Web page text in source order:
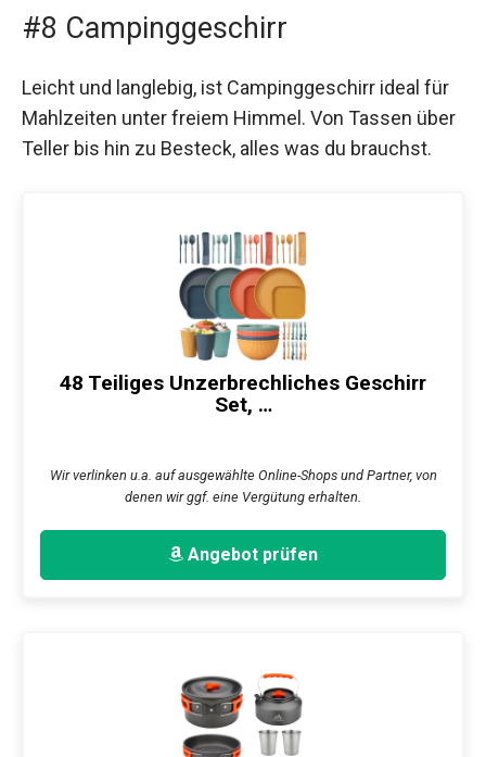
#8 Campinggeschirr
Leicht und langlebig, ist Campinggeschirr ideal für
Mahlzeiten unter freiem Himmel. Von Tassen über
Teller bis hin zu Besteck, alles was du brauchst.
48 Teiliges Unzerbrechliches Geschirr
Set, …
Wir verlinken u.a. auf ausgewählte Online-Shops und Partner, von
denen wir ggf. eine Vergütung erhalten.
Angebot prüfen